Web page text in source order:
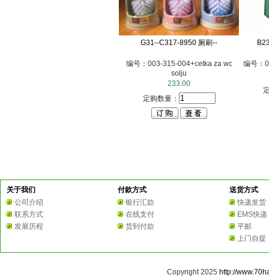
G31--C317-8950 厕刷--
编号：003-315-004+cetka za wc
solju
233.00
定购数量：
编号：
关于我们
公司介绍
联系方式
发展历程
付款方式
银行汇款
在线支付
货到付款
送货方式
快递发货
EMS快递
平邮
上门自提
Copyright 2025 http://